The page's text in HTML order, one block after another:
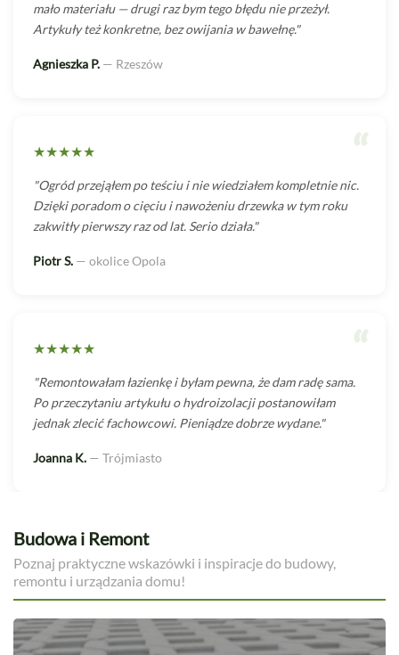
mało materiału — drugi raz bym tego błędu nie przeżył.
Artykuły też konkretne, bez owijania w bawełnę."
Agnieszka P. — Rzeszów
“
★★★★★
"Ogród przejąłem po teściu i nie wiedziałem kompletnie nic.
Dzięki poradom o cięciu i nawożeniu drzewka w tym roku
zakwitły pierwszy raz od lat. Serio działa."
Piotr S. — okolice Opola
“
★★★★★
"Remontowałam łazienkę i byłam pewna, że dam radę sama.
Po przeczytaniu artykułu o hydroizolacji postanowiłam
jednak zlecić fachowcowi. Pieniądze dobrze wydane."
Joanna K. — Trójmiasto
Budowa i Remont
Poznaj praktyczne wskazówki i inspiracje do budowy,
remontu i urządzania domu!